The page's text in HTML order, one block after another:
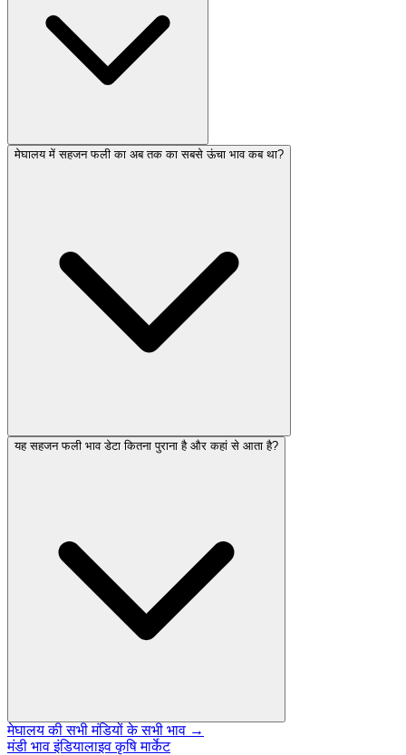
मेघालय में सहजन फली का अब तक का सबसे ऊंचा भाव कब था?
यह सहजन फली भाव डेटा कितना पुराना है और कहां से आता है?
मेघालय की सभी मंडियों के सभी भाव →
मंडी भाव इंडियालाइव कृषि मार्केट